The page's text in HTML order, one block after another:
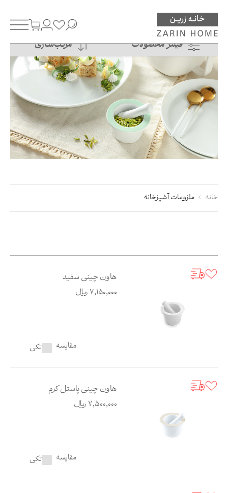
خانه ملزومات آشپزخانه
فیلتر محصولات مرتـب‌سـازی
هاون چینی سفید
7,150,000ریال
تکی مقایسه
هاون چینی پاستل کرم
7,500,000ریال
تکی مقایسه